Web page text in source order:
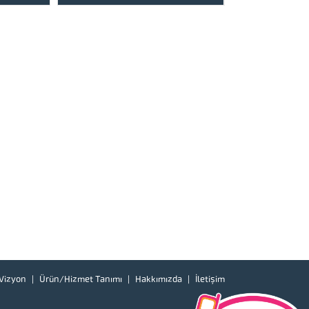
atınız.
için lütfen ürünlerimize bir göz atınız.
Ürün/Hizmet Tanımı Hakkımızda İletişim